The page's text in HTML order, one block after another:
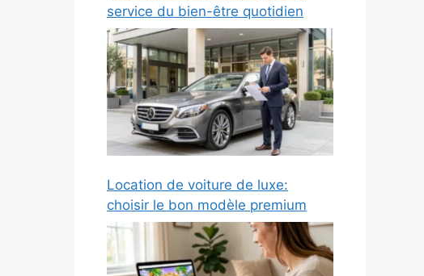
service du bien-être quotidien
Location de voiture de luxe:
choisir le bon modèle premium